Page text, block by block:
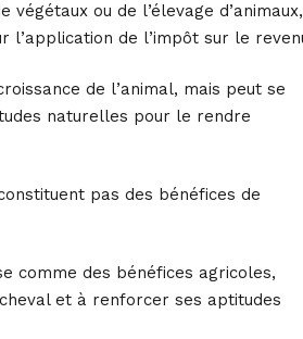
ou de l’élevage d’animaux,
l’application de l’impôt sur le
de l’animal, mais peut se
naturelles pour le rendre
pas des bénéfices de
comme des bénéfices agricoles,
et à renforcer ses aptitudes